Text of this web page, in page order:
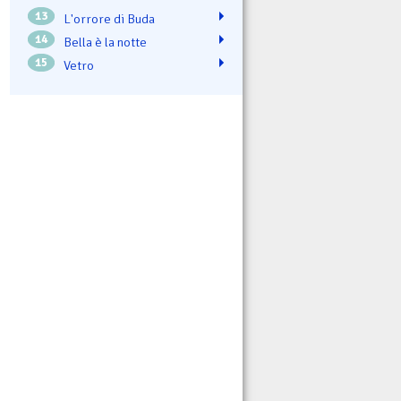
13 L'orrore di Buda
14 Bella è la notte
15 Vetro